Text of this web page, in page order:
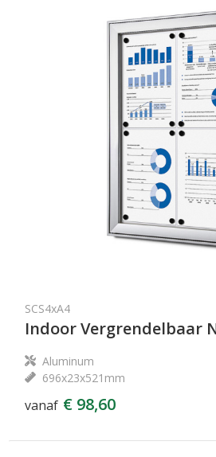
SCS4xA4
Indoor Vergrendelbaar
Aluminum
696x23x521mm
vanaf € 98,60